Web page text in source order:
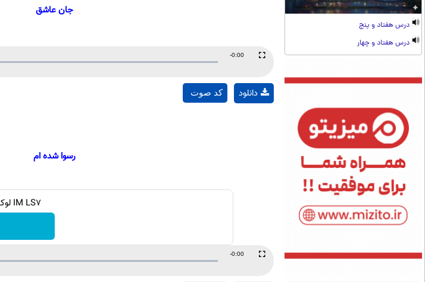
درس هفتاد و پنج
درس هفتاد و چهار
جان عاشق
Remaining
-0:00
کد صوت دانلود
رسوا شده ام
IM LS7 لوکس ترین شاسی بلند برقی ایران
Remaining
-0:00